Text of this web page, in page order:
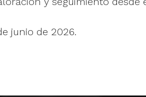
junio de 2026.